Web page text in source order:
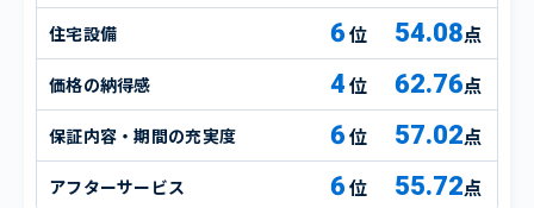
住宅設備 6 54.08点
価格の納得感 4 62.76点
保証内容・期間の充実度 6 57.02点
アフターサービス 6 55.72点